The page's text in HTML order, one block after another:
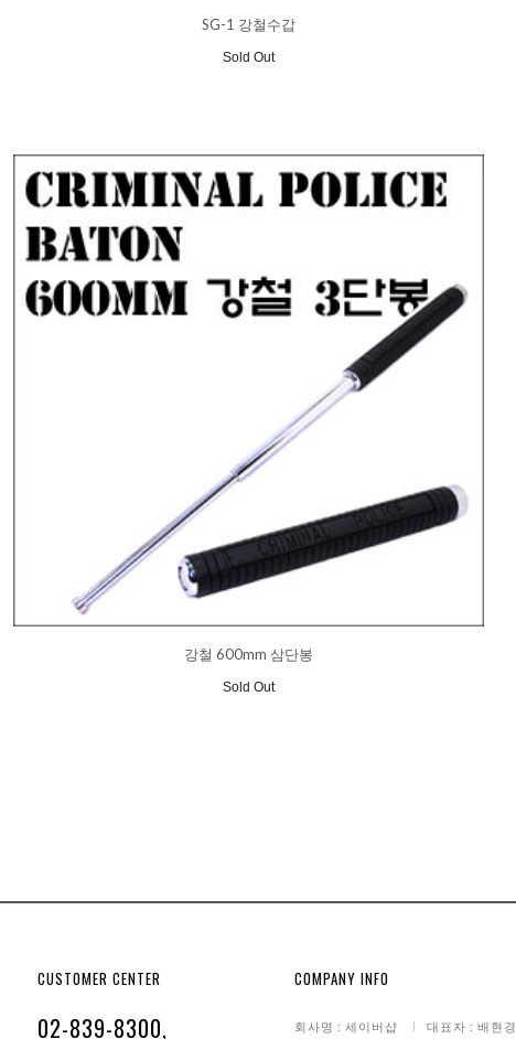
SG-1 강철수갑
Sold Out
강철 600mm 삼단봉
Sold Out
CUSTOMER CENTER
02-839-8300,
COMPANY INFO
회사명 : 세이버샵 대표자 : 배현경